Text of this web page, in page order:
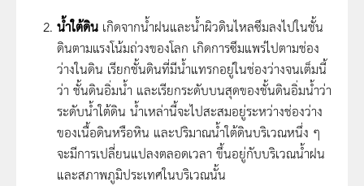
น้ำใต้ดิน เกิดจากน้ำฝนและน้ำผิวดินไหลซึมลงไปในชั้น
ดินตามแรงโน้มถ่วงของโลก เกิดการซึมแพร่ไปตามช่อง
ว่างในดิน เรียกชั้นดินที่มีน้ำแทรกอยู่ในช่องว่างจนเต็มนี้
ว่า ชั้นดินอิ่มน้ำ และเรียกระดับบนสุดของชั้นดินอิ่มน้ำว่า
ระดับน้ำใต้ดิน น้ำเหล่านี้จะไปสะสมอยู่ระหว่างช่องว่าง
ของเนื้อดินหรือหิน และปริมาณน้ำใต้ดินบริเวณหนึ่ง ๆ
จะมีการเปลี่ยนแปลงตลอดเวลา ขึ้นอยู่กับบริเวณน้ำฝน
และสภาพภูมิประเทศในบริเวณนั้น